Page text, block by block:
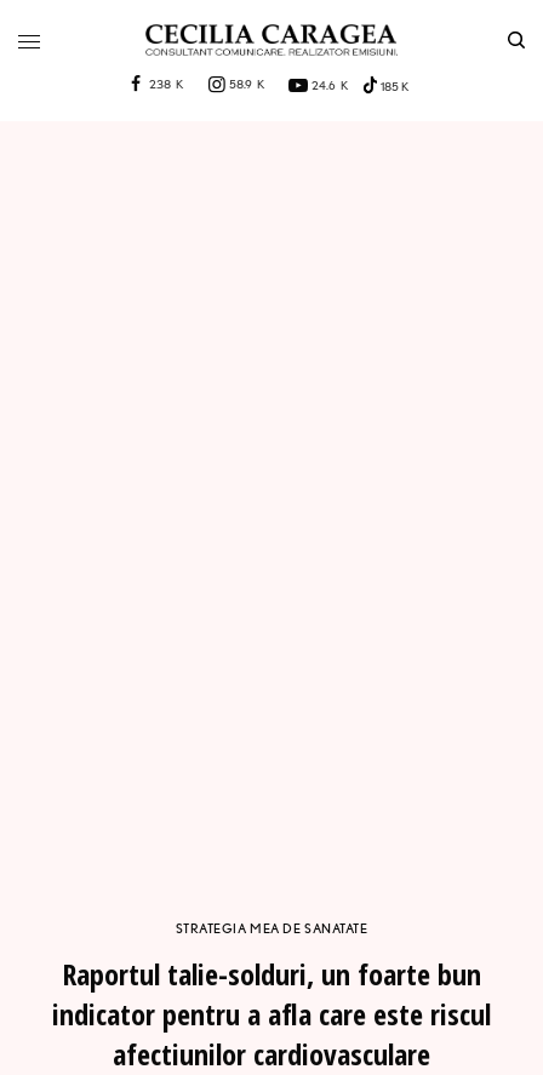
238 K 58.9 K 24.6 K 185 K
STRATEGIA MEA DE SANATATE
Raportul talie-solduri, un foarte bun
indicator pentru a afla care este riscul
afectiunilor cardiovasculare